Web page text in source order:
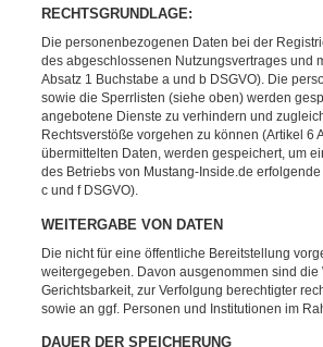
RECHTSGRUNDLAGE:
Die personenbezogenen Daten bei der
des abgeschlossenen Nutzungsvertrages und
Absatz 1 Buchstabe a und b DSGVO). Die
sowie die Sperrlisten (siehe oben) werden
angebotene Dienste zu verhindern und
Rechtsverstöße vorgehen zu können (Artikel 6
übermittelten Daten, werden gespeichert, um
des Betriebs von Mustang-Inside.de
c und f DSGVO).
WEITERGABE VON DATEN
Die nicht für eine öffentliche Bereitstellung
weitergegeben. Davon ausgenommen sind
Gerichtsbarkeit, zur Verfolgung berechtigter
sowie an ggf. Personen und Institutionen im
DAUER DER SPEICHERUNG